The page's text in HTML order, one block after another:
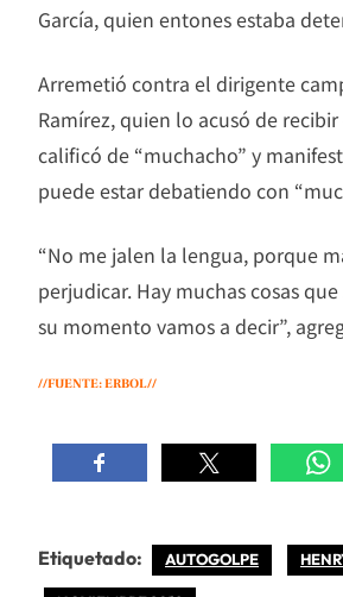
García, quien entones estaba
Arremetió contra el dirigente
Ramírez, quien lo acusó de
calificó de “muchacho” y
puede estar debatiendo con
“No me jalen la lengua, porque
perjudicar. Hay muchas cosas
su momento vamos a decir”,
//FUENTE: ERBOL//
Etiquetado: AUTOGOLPE